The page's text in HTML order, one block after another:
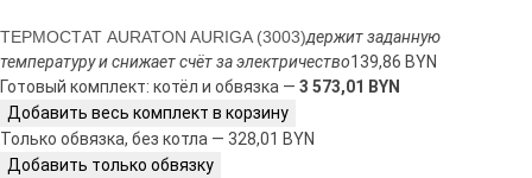
ТЕРМОСТАТ AURATON AURIGA (3003)держит заданную
температуру и снижает счёт за электричество139,86 BYN
Готовый комплект: котёл и обвязка — 3 573,01 BYN
Добавить весь комплект в корзину
Только обвязка, без котла — 328,01 BYN
Добавить только обвязку